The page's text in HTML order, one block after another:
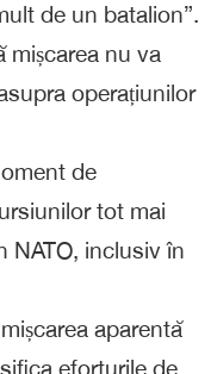
de un batalion”.
mișcarea nu va
operațiunilor
de
tot mai
NATO, inclusiv în
aparentă
eforturile de